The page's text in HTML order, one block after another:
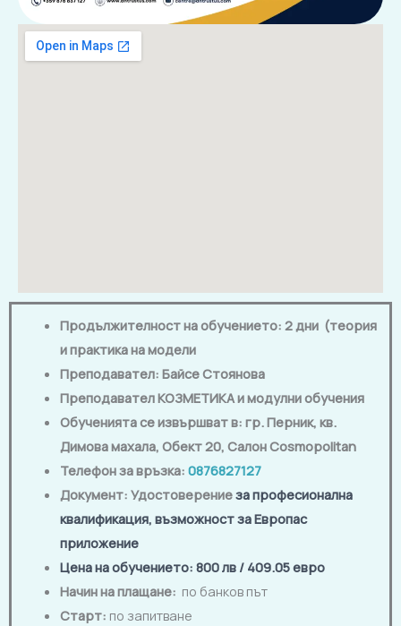
Продължителност на обучението: 2 дни (теория
и практика на модели
Преподавател: Байсе Стоянова
Преподавател КОЗМЕТИКА и модулни обучения
Обученията се извършват в: гр. Перник, кв.
Димова махала, Обект 20, Салон Cosmopolitan
Телефон за връзка: 0876827127
Документ: Удостоверениеза професионална
квалификация, възможност за Европас
приложение
Цена на обучението: 800лв / 409.05 евро
Начин на плащане: по банков път
Старт: по запитване